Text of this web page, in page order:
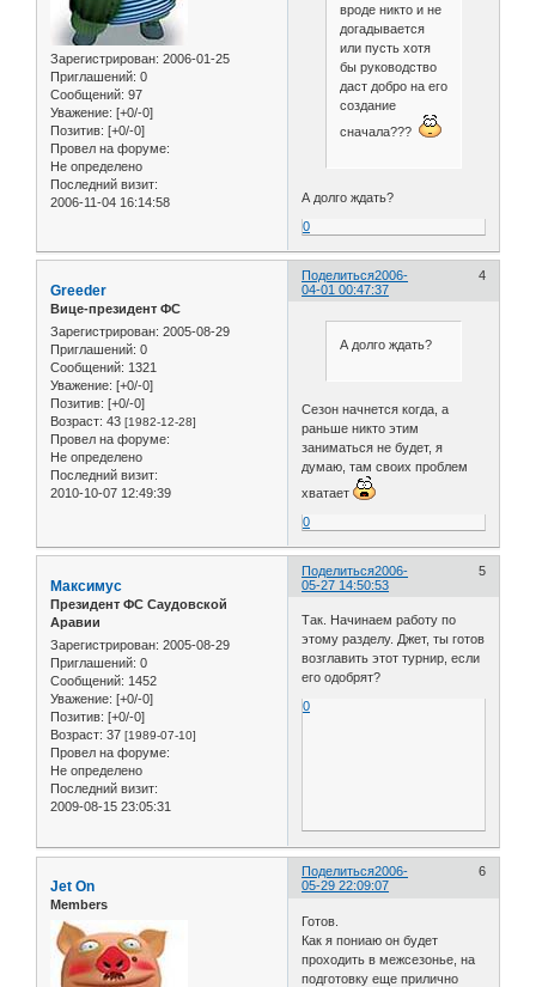
Зарегистрирован: 2006-01-25
Приглашений: 0
Сообщений: 97
Уважение: [+0/-0]
Позитив: [+0/-0]
Провел на форуме:
Не определено
Последний визит:
2006-11-04 16:14:58
вроде никто и не
догадывается
или пусть хотя
бы руководство
даст добро на его
создание
сначала???
А долго ждать?
0
Поделиться 4
2006-
04-01 00:47:37
Greeder
Вице-президент ФС
Зарегистрирован: 2005-08-29
Приглашений: 0
Сообщений: 1321
Уважение: [+0/-0]
Позитив: [+0/-0]
Возраст: 43 [1982-12-28]
Провел на форуме:
Не определено
Последний визит:
2010-10-07 12:49:39
А долго ждать?
Сезон начнется когда, а
раньше никто этим
заниматься не будет, я
думаю, там своих проблем
хватает
0
Поделиться 5
2006-
05-27 14:50:53
Максимус
Президент ФС Саудовской
Аравии
Зарегистрирован: 2005-08-29
Приглашений: 0
Сообщений: 1452
Уважение: [+0/-0]
Позитив: [+0/-0]
Возраст: 37 [1989-07-10]
Провел на форуме:
Не определено
Последний визит:
2009-08-15 23:05:31
Так. Начинаем работу по
этому разделу. Джет, ты готов
возглавить этот турнир, если
его одобрят?
0
Поделиться 6
2006-
05-29 22:09:07
Jet On
Members
Готов.
Как я пониаю он будет
проходить в межсезонье, на
подготовку еще прилично